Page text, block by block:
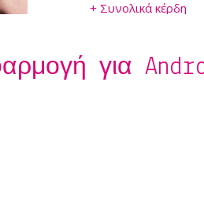
+ Συνολικά κέρδη
+ Σύνολο λίστας
για